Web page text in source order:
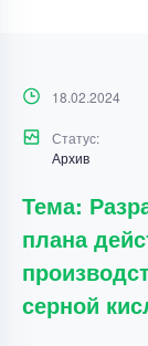
18.02.2024
Статус:
Архив
Тема:
плана
серной